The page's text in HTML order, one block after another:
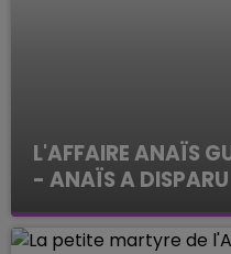
L'AFFAIRE ANAÏS
- ANAÏS A DISPARU
ENQUETES